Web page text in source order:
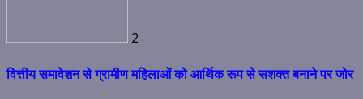
2
वित्तीय समावेशन से ग्रामीण महिलाओं को आर्थिक रूप से सशक्त बनाने पर जोर